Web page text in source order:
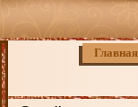
Главная